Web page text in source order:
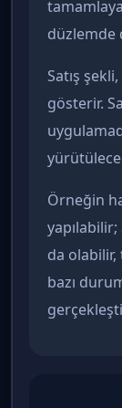
düzlemde
Satış
gösterir.
Örneğin
da olabilir,
bazı